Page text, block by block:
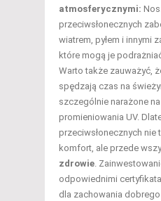
atmosferycznymi:
przeciwsłonecznych
wiatrem, pyłem i innymi
które mogą je
Warto także zauważyć,
spędzają czas na
szczególnie narażone
promieniowania UV.
przeciwsłonecznych nie
komfort, ale przede
zdrowie.
odpowiednimi
dla zachowania